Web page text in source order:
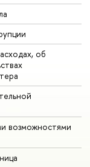
о
возможностями